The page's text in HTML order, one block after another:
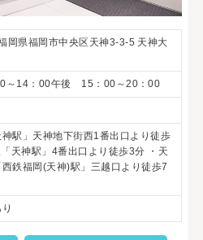
岡県福岡市中央区天神3-3-5 天神大
～14：00午後 15：00～20：00
神駅」天神地下街西1番出口より徒歩
天神駅」4番出口より徒歩3分 ・天
鉄福岡(天神)駅」三越口より徒歩7